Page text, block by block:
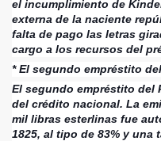
el incumplimiento de
externa de la naciente
falta de pago las letras
cargo a los recursos del
* El segundo empréstito
El segundo empréstito del
del crédito nacional. La
mil libras esterlinas fue
1825, al tipo de 83% y una